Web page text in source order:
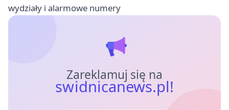
wydziały i alarmowe numery
Zareklamuj się na
swidnicanews.pl!